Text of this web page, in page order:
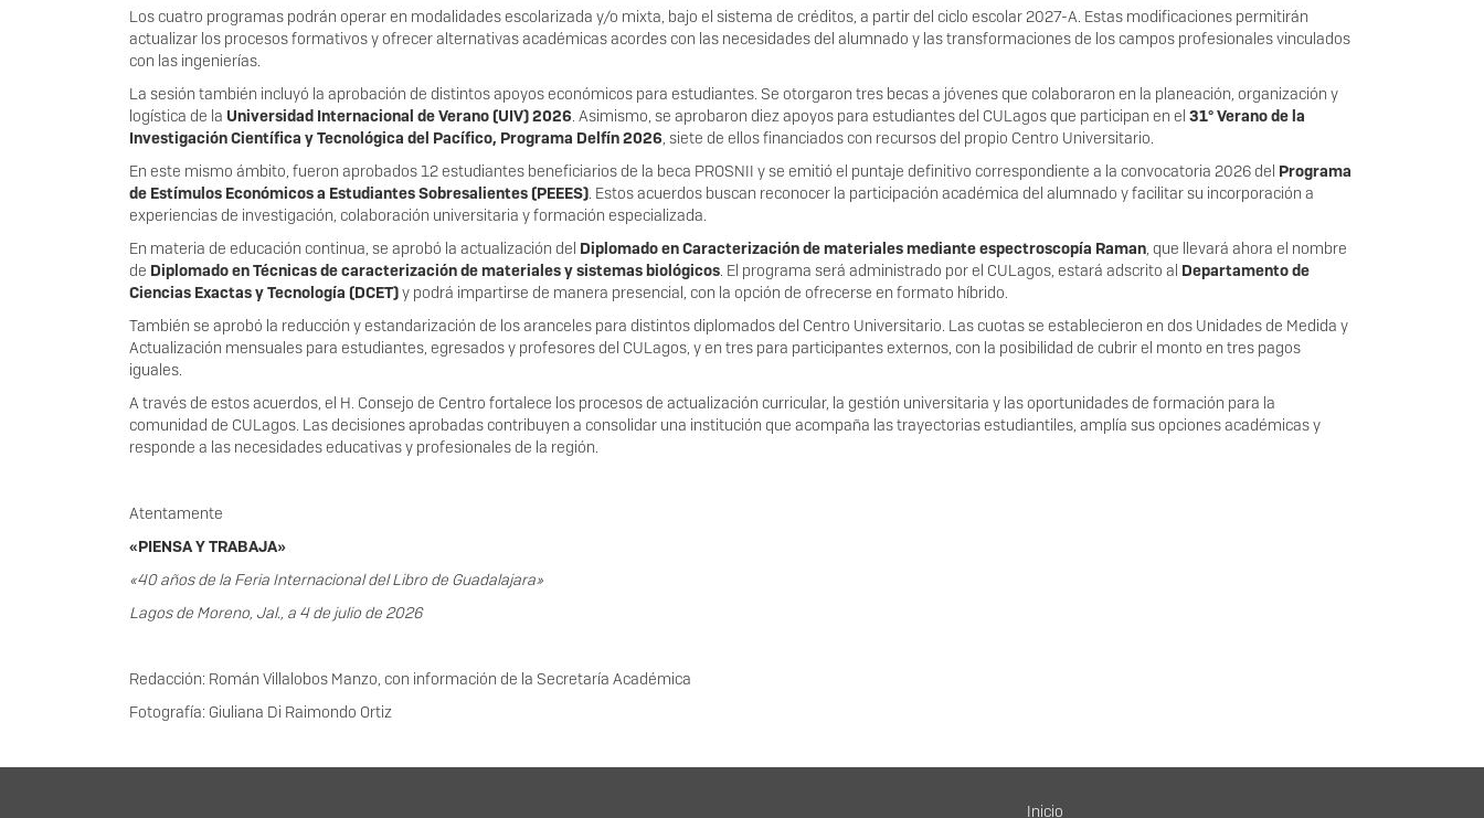
Los cuatro programas podrán operar en modalidades escolarizada y/o mixta, bajo el sistema de créditos, a partir del ciclo escolar 2027-A. Estas modificaciones permitirán
actualizar los procesos formativos y ofrecer alternativas académicas acordes con las necesidades del alumnado y las transformaciones de los campos profesionales vinculados
con las ingenierías.
La sesión también incluyó la aprobación de distintos apoyos económicos para estudiantes. Se otorgaron tres becas a jóvenes que colaboraron en la planeación, organización y
logística de la Universidad Internacional de Verano (UIV) 2026. Asimismo, se aprobaron diez apoyos para estudiantes del CULagos que participan en el 31° Verano de la
Investigación Científica y Tecnológica del Pacífico, Programa Delfín 2026, siete de ellos financiados con recursos del propio Centro Universitario.
En este mismo ámbito, fueron aprobados 12 estudiantes beneficiarios de la beca PROSNII y se emitió el puntaje definitivo correspondiente a la convocatoria 2026 del Programa
de Estímulos Económicos a Estudiantes Sobresalientes (PEEES). Estos acuerdos buscan reconocer la participación académica del alumnado y facilitar su incorporación a
experiencias de investigación, colaboración universitaria y formación especializada.
En materia de educación continua, se aprobó la actualización del Diplomado en Caracterización de materiales mediante espectroscopía Raman, que llevará ahora el nombre
de Diplomado en Técnicas de caracterización de materiales y sistemas biológicos. El programa será administrado por el CULagos, estará adscrito al Departamento de
Ciencias Exactas y Tecnología (DCET)y podrá impartirse de manera presencial, con la opción de ofrecerse en formato híbrido.
También se aprobó la reducción y estandarización de los aranceles para distintos diplomados del Centro Universitario. Las cuotas se establecieron en dos Unidades de Medida y
Actualización mensuales para estudiantes, egresados y profesores del CULagos, y en tres para participantes externos, con la posibilidad de cubrir el monto en tres pagos
iguales.
A través de estos acuerdos, el H. Consejo de Centro fortalece los procesos de actualización curricular, la gestión universitaria y las oportunidades de formación para la
comunidad de CULagos. Las decisiones aprobadas contribuyen a consolidar una institución que acompaña las trayectorias estudiantiles, amplía sus opciones académicas y
responde a las necesidades educativas y profesionales de la región.
Atentamente
«PIENSA Y TRABAJA»
«40 años de la Feria Internacional del Libro de Guadalajara»
Lagos de Moreno, Jal., a 4 de julio de 2026
Redacción: Román Villalobos Manzo, con información de la Secretaría Académica
Fotografía: Giuliana Di Raimondo Ortiz
Menú principal
Inicio